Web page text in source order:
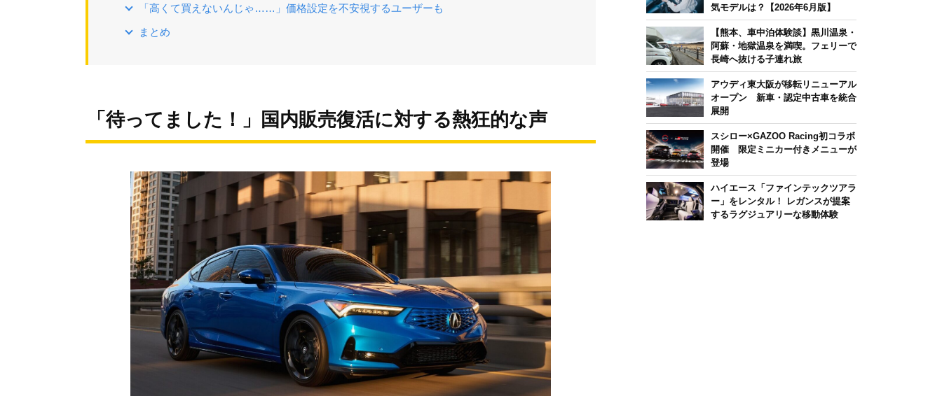
「高くて買えないんじゃ……」価格設定を不安視するユーザーも
まとめ
「待ってました！」国内販売復活に対する熱狂的な声
気モデルは？【2026年6月版】
【熊本、車中泊体験談】黒川温泉・
阿蘇・地獄温泉を満喫。フェリーで
長崎へ抜ける子連れ旅
アウディ東大阪が移転リニューアル
オープン 新車・認定中古車を統合
展開
スシロー×GAZOO Racing初コラボ
開催 限定ミニカー付きメニューが
登場
ハイエース「ファインテックツアラ
ー」をレンタル！ レガンスが提案
するラグジュアリーな移動体験